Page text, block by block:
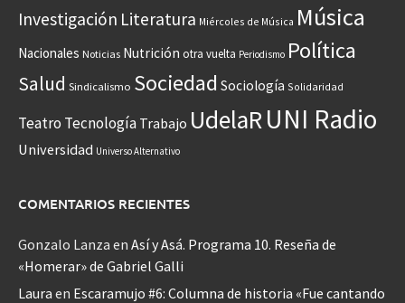
Investigación Literatura Miércoles de Música Música
Nacionales Noticias Nutrición otra vuelta Periodismo Política
Salud Sindicalismo Sociedad Sociología Solidaridad
Teatro Tecnología Trabajo UdelaR UNI Radio
Universidad Universo Alternativo
COMENTARIOS RECIENTES
Gonzalo Lanza en Así y Asá. Programa 10. Reseña de
«Homerar» de Gabriel Galli
Laura en Escaramujo #6: Columna de historia «Fue cantando